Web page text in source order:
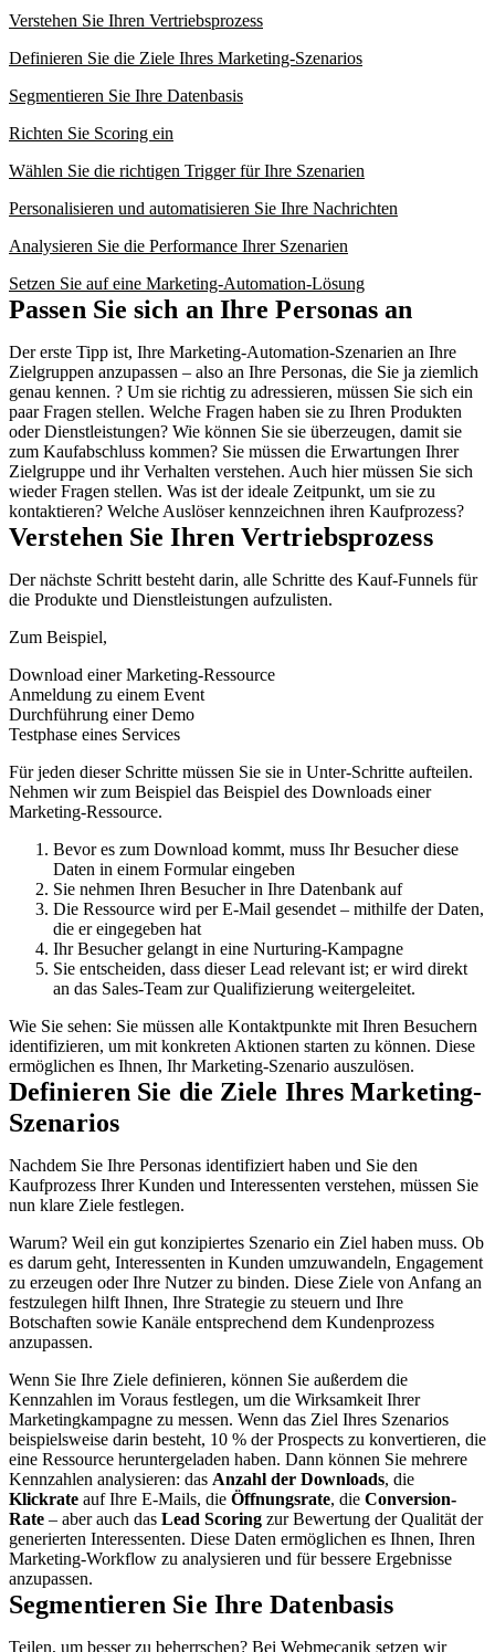
Verstehen Sie Ihren Vertriebsprozess
Definieren Sie die Ziele Ihres Marketing-Szenarios
Segmentieren Sie Ihre Datenbasis
Richten Sie Scoring ein
Wählen Sie die richtigen Trigger für Ihre Szenarien
Personalisieren und automatisieren Sie Ihre Nachrichten
Analysieren Sie die Performance Ihrer Szenarien
Setzen Sie auf eine Marketing-Automation-Lösung
Passen Sie sich an Ihre Personas an
Der erste Tipp ist, Ihre Marketing-Automation-Szenarien an Ihre
Zielgruppen anzupassen – also an Ihre Personas, die Sie ja ziemlich
genau kennen. ? Um sie richtig zu adressieren, müssen Sie sich ein
paar Fragen stellen. Welche Fragen haben sie zu Ihren Produkten
oder Dienstleistungen? Wie können Sie sie überzeugen, damit sie
zum Kaufabschluss kommen? Sie müssen die Erwartungen Ihrer
Zielgruppe und ihr Verhalten verstehen. Auch hier müssen Sie sich
wieder Fragen stellen. Was ist der ideale Zeitpunkt, um sie zu
kontaktieren? Welche Auslöser kennzeichnen ihren Kaufprozess?
Verstehen Sie Ihren Vertriebsprozess
Der nächste Schritt besteht darin, alle Schritte des Kauf-Funnels für
die Produkte und Dienstleistungen aufzulisten.
Zum Beispiel,
Download einer Marketing-Ressource
Anmeldung zu einem Event
Durchführung einer Demo
Testphase eines Services
Für jeden dieser Schritte müssen Sie sie in Unter-Schritte aufteilen.
Nehmen wir zum Beispiel das Beispiel des Downloads einer
Marketing-Ressource.
Bevor es zum Download kommt, muss Ihr Besucher diese
Daten in einem Formular eingeben
Sie nehmen Ihren Besucher in Ihre Datenbank auf
Die Ressource wird per E-Mail gesendet – mithilfe der Daten,
die er eingegeben hat
Ihr Besucher gelangt in eine Nurturing-Kampagne
Sie entscheiden, dass dieser Lead relevant ist; er wird direkt
an das Sales-Team zur Qualifizierung weitergeleitet.
Wie Sie sehen: Sie müssen alle Kontaktpunkte mit Ihren Besuchern
identifizieren, um mit konkreten Aktionen starten zu können. Diese
ermöglichen es Ihnen, Ihr Marketing-Szenario auszulösen.
Definieren Sie die Ziele Ihres Marketing-
Szenarios
Nachdem Sie Ihre Personas identifiziert haben und Sie den
Kaufprozess Ihrer Kunden und Interessenten verstehen, müssen Sie
nun klare Ziele festlegen.
Warum? Weil ein gut konzipiertes Szenario ein Ziel haben muss. Ob
es darum geht, Interessenten in Kunden umzuwandeln, Engagement
zu erzeugen oder Ihre Nutzer zu binden. Diese Ziele von Anfang an
festzulegen hilft Ihnen, Ihre Strategie zu steuern und Ihre
Botschaften sowie Kanäle entsprechend dem Kundenprozess
anzupassen.
Wenn Sie Ihre Ziele definieren, können Sie außerdem die
Kennzahlen im Voraus festlegen, um die Wirksamkeit Ihrer
Marketingkampagne zu messen. Wenn das Ziel Ihres Szenarios
beispielsweise darin besteht, 10 % der Prospects zu konvertieren, die
eine Ressource heruntergeladen haben. Dann können Sie mehrere
Kennzahlen analysieren: das Anzahl der Downloads, die
Klickrate auf Ihre E-Mails, die Öffnungsrate, die Conversion-
Rate – aber auch das Lead Scoring zur Bewertung der Qualität der
generierten Interessenten. Diese Daten ermöglichen es Ihnen, Ihren
Marketing-Workflow zu analysieren und für bessere Ergebnisse
anzupassen.
Segmentieren Sie Ihre Datenbasis
Teilen, um besser zu beherrschen? Bei Webmecanik setzen wir